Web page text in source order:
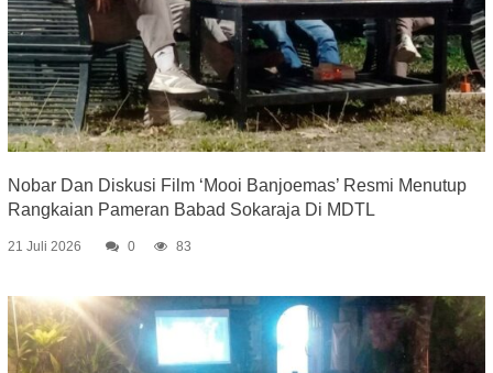
Nobar Dan Diskusi Film ‘Mooi Banjoemas’ Resmi Menutup
Rangkaian Pameran Babad Sokaraja Di MDTL
21 Juli 2026 0 83